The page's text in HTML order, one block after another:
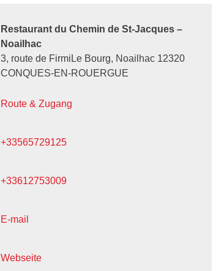
Restaurant du Chemin de St-Jacques –
Noailhac
3, route de FirmiLe Bourg, Noailhac 12320
CONQUES-EN-ROUERGUE
Route & Zugang
+33565729125
+33612753009
E-mail
Webseite